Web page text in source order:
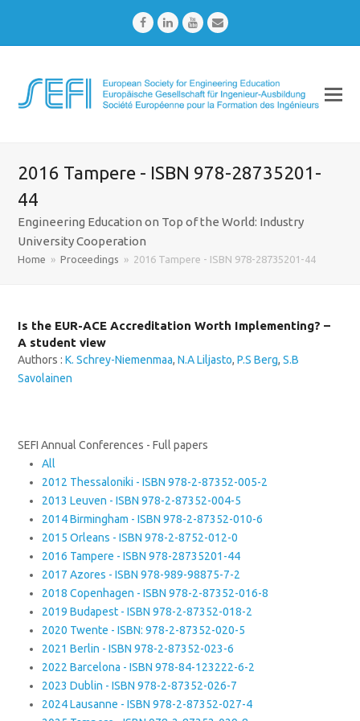
FacebookLinkedInYoutubeEmail
2016 Tampere - ISBN 978-28735201-
44
Engineering Education on Top of the World: Industry
University Cooperation
Home » Proceedings » 2016 Tampere - ISBN 978-28735201-44
Is the EUR-ACE Accreditation Worth Implementing? –
A student view
Authors :K. Schrey-Niemenmaa,N.A Liljasto,P.S Berg,S.B
Savolainen
SEFI Annual Conferences - Full papers
All
2012 Thessaloniki - ISBN 978-2-87352-005-2
2013 Leuven - ISBN 978-2-87352-004-5
2014 Birmingham - ISBN 978-2-87352-010-6
2015 Orleans - ISBN 978-2-8752-012-0
2016 Tampere - ISBN 978-28735201-44
2017 Azores - ISBN 978-989-98875-7-2
2018 Copenhagen - ISBN 978-2-87352-016-8
2019 Budapest - ISBN 978-2-87352-018-2
2020 Twente - ISBN: 978-2-87352-020-5
2021 Berlin - ISBN 978-2-87352-023-6
2022 Barcelona - ISBN 978-84-123222-6-2
2023 Dublin - ISBN 978-2-87352-026-7
2024 Lausanne - ISBN 978-2-87352-027-4